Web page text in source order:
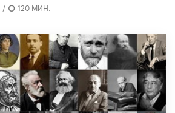
/ 120 МИН.